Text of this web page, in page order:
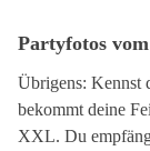
Partyfotos
Übrigens: Kennst
bekommt deine
XXL. Du